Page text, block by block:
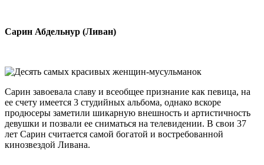
Сарин Абдельнур (Ливан)
Сарин завоевала славу и всеобщее признание как певица, на
ее счету имеется 3 студийных альбома, однако вскоре
продюсеры заметили шикарную внешность и артистичность
девушки и позвали ее сниматься на телевидении. В свои 37
лет Сарин считается самой богатой и востребованной
кинозвездой Ливана.